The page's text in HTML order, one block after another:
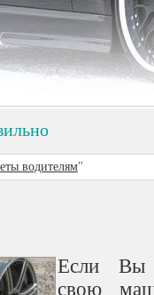
водителям"
Если Вы
свою